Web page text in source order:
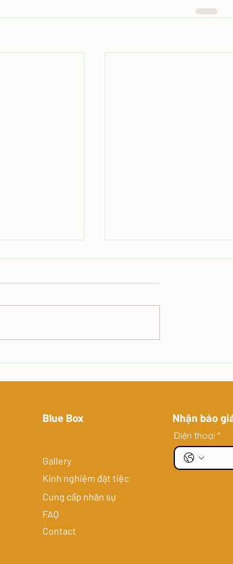
Blue Box
Gallery
Kinh nghiệm đặt tiệc
Cung cấp nhân sự
FAQ
Contact
Nhận báo
Điện thoại *